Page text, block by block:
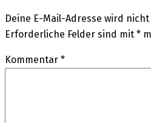
Deine E-Mail-Adresse wird
Erforderliche Felder sind mit *
Kommentar *